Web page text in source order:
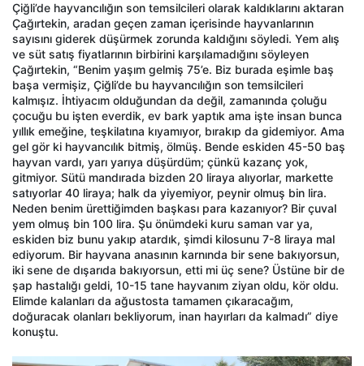
Çiğli’de hayvancılığın son temsilcileri olarak kaldıklarını aktaran
Çağırtekin, aradan geçen zaman içerisinde hayvanlarının
sayısını giderek düşürmek zorunda kaldığını söyledi. Yem alış
ve süt satış fiyatlarının birbirini karşılamadığını söyleyen
Çağırtekin, “Benim yaşım gelmiş 75’e. Biz burada eşimle baş
başa vermişiz, Çiğli’de bu hayvancılığın son temsilcileri
kalmışız. İhtiyacım olduğundan da değil, zamanında çoluğu
çocuğu bu işten everdik, ev bark yaptık ama işte insan bunca
yıllık emeğine, teşkilatına kıyamıyor, bırakıp da gidemiyor. Ama
gel gör ki hayvancılık bitmiş, ölmüş. Bende eskiden 45-50 baş
hayvan vardı, yarı yarıya düşürdüm; çünkü kazanç yok,
gitmiyor. Sütü mandırada bizden 20 liraya alıyorlar, markette
satıyorlar 40 liraya; halk da yiyemiyor, peynir olmuş bin lira.
Neden benim ürettiğimden başkası para kazanıyor? Bir çuval
yem olmuş bin 100 lira. Şu önümdeki kuru saman var ya,
eskiden biz bunu yakıp atardık, şimdi kilosunu 7-8 liraya mal
ediyorum. Bir hayvana anasının karnında bir sene bakıyorsun,
iki sene de dışarıda bakıyorsun, etti mi üç sene? Üstüne bir de
şap hastalığı geldi, 10-15 tane hayvanım ziyan oldu, kör oldu.
Elimde kalanları da ağustosta tamamen çıkaracağım,
doğuracak olanları bekliyorum, inan hayırları da kalmadı” diye
konuştu.